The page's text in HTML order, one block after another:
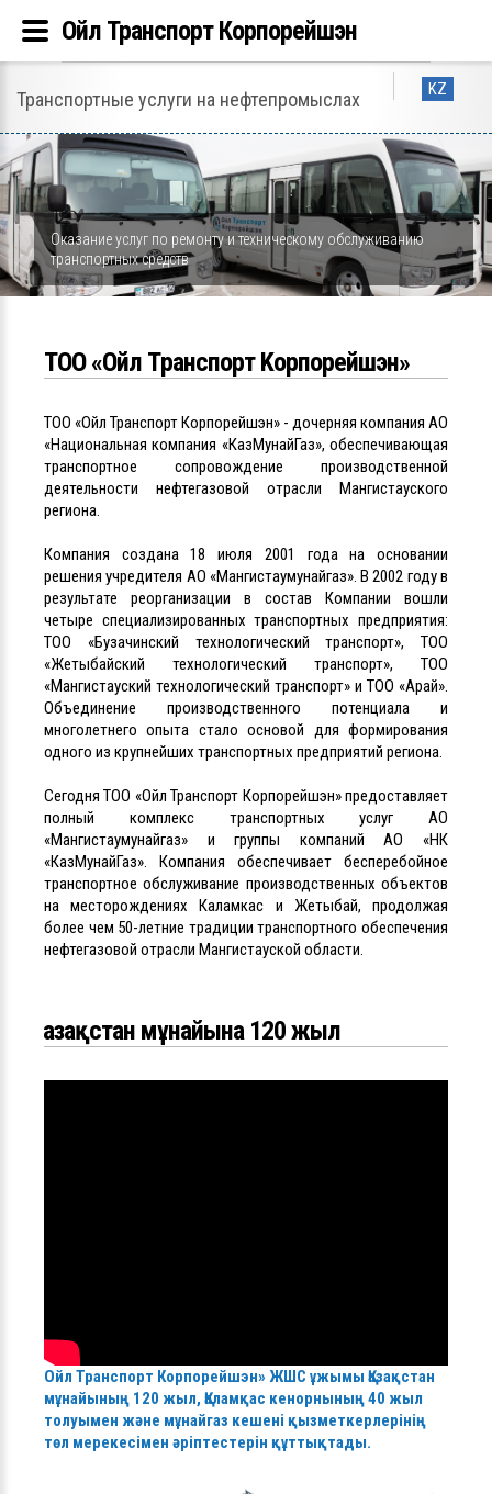
KZ
Транспортные услуги на нефтепромыслах
Оказание услуг по ремонту и техническому обслуживанию
транспортных средств
ТОО «Ойл Tранспорт Kорпорейшэн»
ТОО «Ойл Транспорт Корпорейшэн» - дочерняя компания АО
«Национальная компания «КазМунайГаз», обеспечивающая
транспортное сопровождение производственной
деятельности нефтегазовой отрасли Мангистауского
региона.
Компания создана 18 июля 2001 года на основании
решения учредителя АО «Мангистаумунайгаз». В 2002 году в
результате реорганизации в состав Компании вошли
четыре специализированных транспортных предприятия:
ТОО «Бузачинский технологический транспорт», ТОО
«Жетыбайский технологический транспорт», ТОО
«Мангистауский технологический транспорт» и ТОО «Арай».
Объединение производственного потенциала и
многолетнего опыта стало основой для формирования
одного из крупнейших транспортных предприятий региона.
Сегодня ТОО «Ойл Транспорт Корпорейшэн» предоставляет
полный комплекс транспортных услуг АО
«Мангистаумунайгаз» и группы компаний АО «НК
«КазМунайГаз». Компания обеспечивает бесперебойное
транспортное обслуживание производственных объектов
на месторождениях Каламкас и Жетыбай, продолжая
более чем 50-летние традиции транспортного обеспечения
нефтегазовой отрасли Мангистауской области.
Қазақстан мұнайына 120 жыл
Ойл Транспорт Корпорейшэн» ЖШС ұжымы Қазақстан
мұнайының 120 жыл, Қаламқас кенорнының 40 жыл
толуымен және мұнайгаз кешені қызметкерлерінің
төл мерекесімен әріптестерін құттықтады.
Ойл Транспорт Корпорейшэн